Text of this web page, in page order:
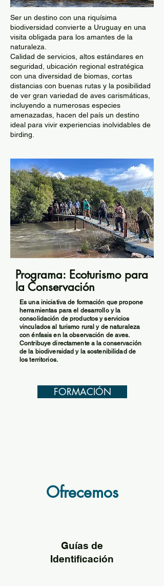
Ser un destino con una riquísima
biodiversidad convierte a Uruguay en una
visita obligada para los amantes de la
naturaleza.
Calidad de servicios, altos estándares en
seguridad, ubicación regional estratégica
con una diversidad de biomas, cortas
distancias con buenas rutas y la posibilidad
de ver gran variedad de aves carismáticas,
incluyendo a numerosas especies
amenazadas, hacen del país un destino
ideal para vivir experiencias inolvidables de
birding.
Programa: Ecoturismo para
la Conservación
Es una iniciativa de formación que propone
herramientas para el desarrollo y la
consolidación de productos y servicios
vinculados al turismo rural y de naturaleza
con énfasis en la observación de aves.
Contribuye directamente a la conservación
de la biodiversidad y la sostenibilidad de
los territorios.
FORMACIÓN
Ofrecemos
Guías de
Identificación